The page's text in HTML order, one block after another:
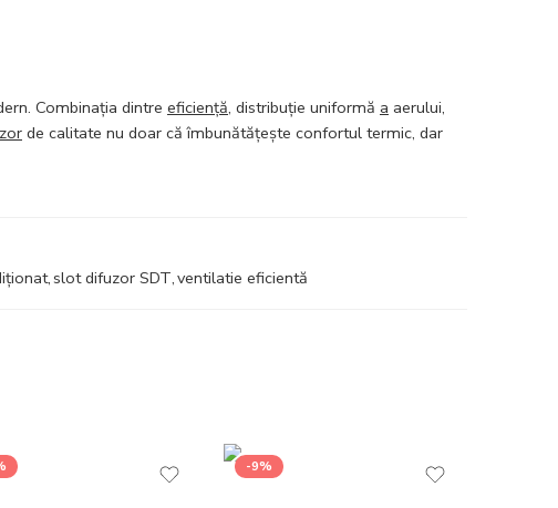
Combinația dintre eficiență, distribuție uniformă a aerului,
de calitate nu doar că îmbunătățește confortul termic, dar
,slot difuzor SDT,ventilatie eficientă
-9%